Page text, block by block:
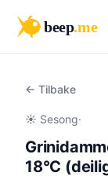
beep.me
← Tilbake
☀️ Sesong·
18°C